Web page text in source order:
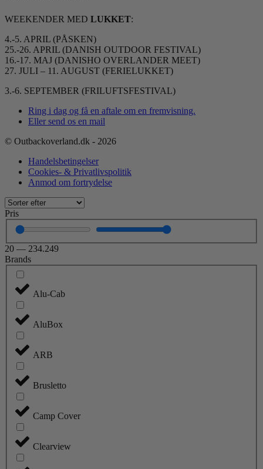
WEEKENDER MED LUKKET:
4.-5. APRIL (PÅSKEN)
25.-26. APRIL (DANISH OUTDOOR FESTIVAL)
16.-17. MAJ (DANISHO OVERLANDER MEET)
27. JULI – 11. AUGUST (FERIELUKKET)
3.-6. SEPTEMBER (FRILUFTSFESTIVAL)
Ring i dag og få en aftale om en fremvisning.
Eller send os en mail
© Outbackoverland.dk - 2026
Handelsbetingelser
Cookies- & Privatlivspolitik
Anmod om fortrydelse
Pris
20 — 234.249
Brands
Alu-Cab
AluBox
ARB
Brusletto
Camp Cover
Clearview